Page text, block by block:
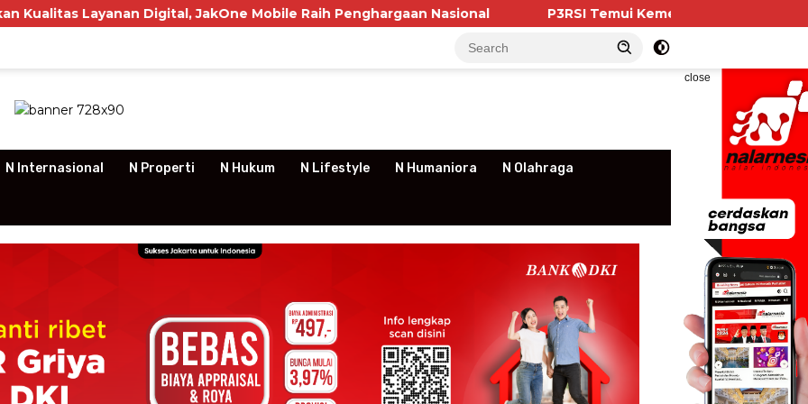
Digital, JakOne Mobile Raih Penghargaan Nasional P3RSI Temui Kementerian PKP, Pengurus
close
N Internasional N Properti N Hukum N Lifestyle N Humaniora N Olahraga